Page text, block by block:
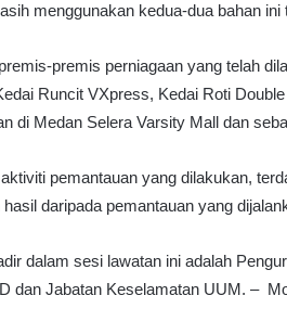
menggunakan kedua-dua bahan
premis perniagaan yang telah
Runcit VXpress, Kedai Roti
di Medan Selera Varsity Mall dan
pemantauan yang dilakukan,
hasil daripada pemantauan yang
dalam sesi lawatan ini adalah
dan Jabatan Keselamatan UUM. –